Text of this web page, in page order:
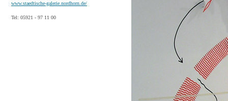
www.staedtische-galerie.nordhorn.de/
Tel: 05921 - 97 11 00